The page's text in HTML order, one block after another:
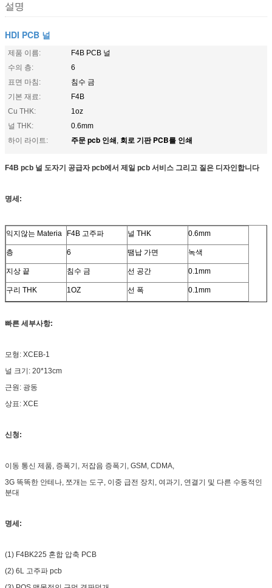
설명
HDI PCB 널
제품 이름:
F4B PCB 널
수의 층:
6
표면 마침:
침수 금
기본 재료:
F4B
Cu THK:
1oz
널 THK:
0.6mm
하이 라이트:
주문 pcb 인쇄, 회로 기판 PCB를 인쇄
F4B pcb 널 도자기 공급자 pcb에서 제일 pcb 서비스 그리고 질은 디자인합니다
명세:
익지않는 Materia F4B 고주파 널 THK 0.6mm
층 6 땜납 가면 녹색
지상 끝 침수 금 선 공간 0.1mm
구리 THK 1OZ 선 폭 0.1mm
빠른 세부사항:
모형: XCEB-1
널 크기: 20*13cm
근원: 광동
상표: XCE
신청:
이동 통신 제품, 증폭기, 저잡음 증폭기, GSM, CDMA,
3G 똑똑한 안테나, 쪼개는 도구, 이중 급전 장치, 여과기, 연결기 및 다른 수동적인
분대
명세:
(1) F4BK225 혼합 압축 PCB
(2) 6L 고주파 pcb